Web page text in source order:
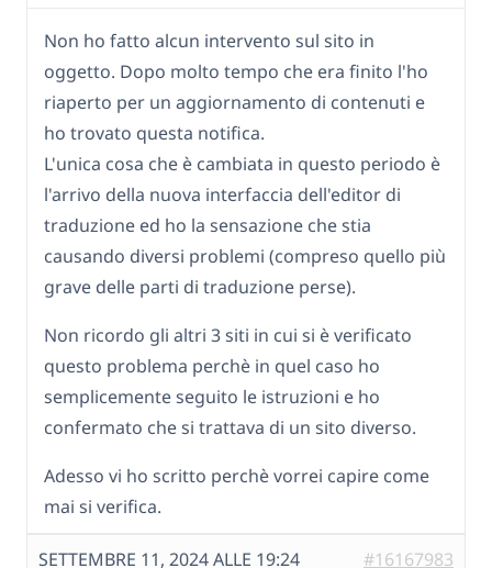
Non ho fatto alcun intervento sul sito in
oggetto. Dopo molto tempo che era finito l'ho
riaperto per un aggiornamento di contenuti e
ho trovato questa notifica.
L'unica cosa che è cambiata in questo periodo è
l'arrivo della nuova interfaccia dell'editor di
traduzione ed ho la sensazione che stia
causando diversi problemi (compreso quello più
grave delle parti di traduzione perse).
Non ricordo gli altri 3 siti in cui si è verificato
questo problema perchè in quel caso ho
semplicemente seguito le istruzioni e ho
confermato che si trattava di un sito diverso.
Adesso vi ho scritto perchè vorrei capire come
mai si verifica.
SETTEMBRE 11, 2024 ALLE 19:24 #16167983